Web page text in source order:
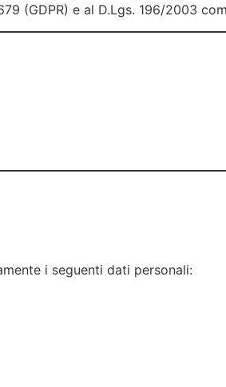
(GDPR) e al D.Lgs. 196/2003
i seguenti dati personali: